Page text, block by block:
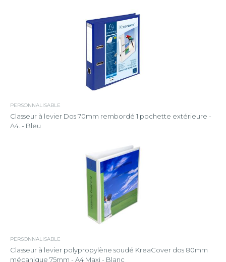
PERSONNALISABLE
Classeur à levier Dos 70mm rembordé 1 pochette extérieure -
A4. - Bleu
PERSONNALISABLE
Classeur à levier polypropylène soudé KreaCover dos 80mm
mécanique 75mm - A4 Maxi - Blanc